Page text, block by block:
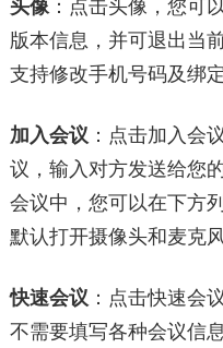
头像：点击头像，您可
版本信息，并可退出当
支持修改手机号码及绑
加入会议 ：点击加入会
议，输入对方发送给您
会议中，您可以在下方
默认打开摄像头和麦克
快速会议 ：点击快速会
不需要填写各种会议信